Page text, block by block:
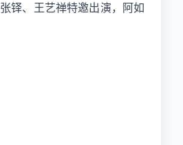
铎、王艺禅特邀出演，阿如